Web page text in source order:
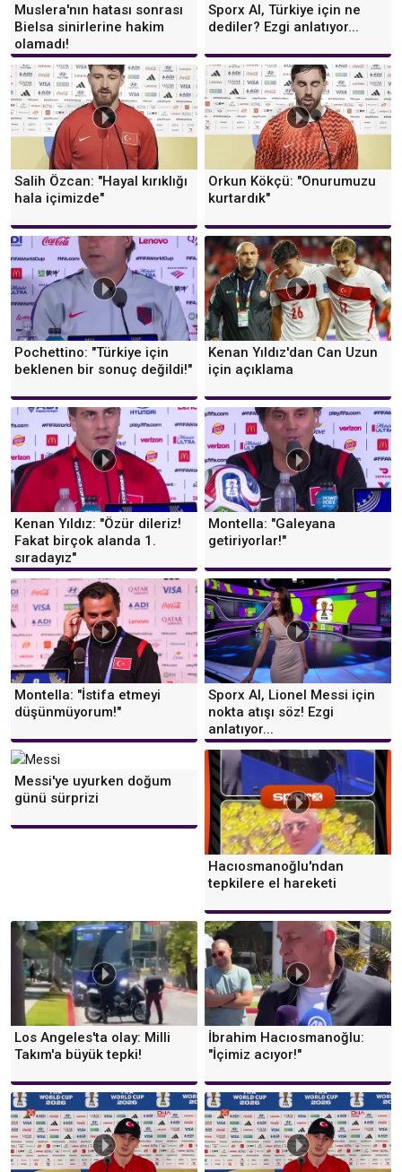
Muslera'nın hatası sonrası
Bielsa sinirlerine hakim
olamadı!
Sporx AI, Türkiye için ne
dediler? Ezgi anlatıyor...
Salih Özcan: "Hayal kırıklığı
hala içimizde"
Orkun Kökçü: "Onurumuzu
kurtardık"
Pochettino: "Türkiye için
beklenen bir sonuç değildi!"
Kenan Yıldız'dan Can Uzun
için açıklama
Kenan Yıldız: "Özür dileriz!
Fakat birçok alanda 1.
sıradayız"
Montella: "Galeyana
getiriyorlar!"
Montella: "İstifa etmeyi
düşünmüyorum!"
Sporx AI, Lionel Messi için
nokta atışı söz! Ezgi
anlatıyor...
Messi'ye uyurken doğum
günü sürprizi
Hacıosmanoğlu'ndan
tepkilere el hareketi
Los Angeles'ta olay: Milli
Takım'a büyük tepki!
İbrahim Hacıosmanoğlu:
"İçimiz acıyor!"